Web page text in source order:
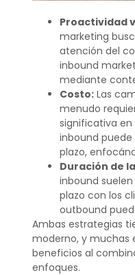
Proactividad
marketing
atención del
inbound
mediante
Costo:Las
menudo
significativa
inbound
plazo,
Duración de
inbound
plazo con los
outbound
Ambas estrategias
moderno, y muchas
beneficios al
enfoques.